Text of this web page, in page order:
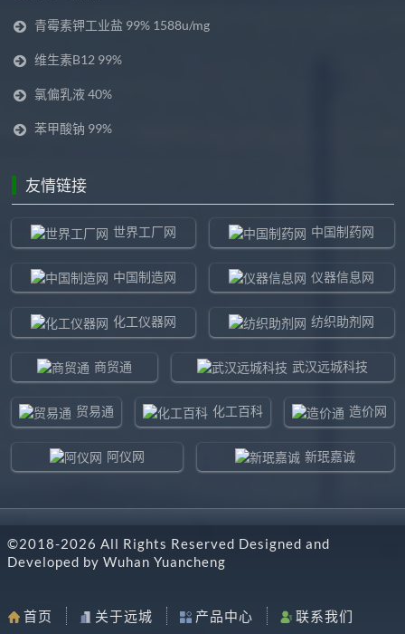
青霉素钾工业盐 99% 1588u/mg
维生素B12 99%
氯偏乳液 40%
苯甲酸钠 99%
友情链接
世界工厂网 中国制药网
中国制造网 仪器信息网
化工仪器网 纺织助剂网
商贸通 武汉远城科技
贸易通 化工百科 造价网
阿仪网 新珉嘉诚
东北制造网 药智通
©2018-2026 All Rights Reserved Designed and
Developed by Wuhan Yuancheng
首页 关于远城 产品中心 联系我们